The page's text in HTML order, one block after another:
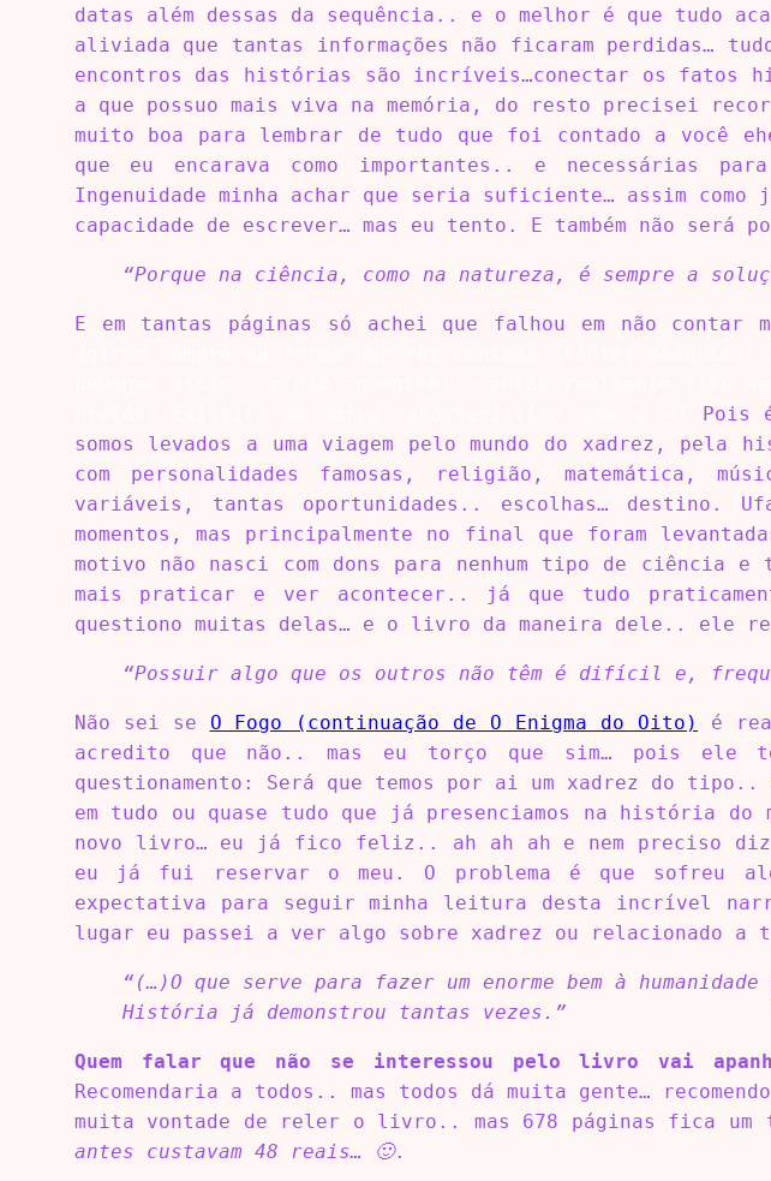
datas além dessas da sequência.. e o melhor é que tudo
aliviada que tantas informações não ficaram perdidas…
encontros das histórias são incríveis…conectar os fatos
a que possuo mais viva na memória, do resto precisei
muito boa para lembrar de tudo que foi contado a você
que eu encarava como importantes.. e necessárias
Ingenuidade minha achar que seria suficiente… assim
capacidade de escrever… mas eu tento. E também não
“Porque na ciência, como na natureza, é sempre a
E em tantas páginas só achei que falhou em não contar
Pois
somos levados a uma viagem pelo mundo do xadrez, pela
com personalidades famosas, religião, matemática,
variáveis, tantas oportunidades.. escolhas… destino.
momentos, mas principalmente no final que foram
motivo não nasci com dons para nenhum tipo de ciência
mais praticar e ver acontecer.. já que tudo
questiono muitas delas… e o livro da maneira dele.. ele
“Possuir algo que os outros não têm é difícil e,
Não sei se O Fogo (continuação de O Enigma do Oito)
é
acredito que não.. mas eu torço que sim… pois ele
questionamento: Será que temos por ai um xadrez do
em tudo ou quase tudo que já presenciamos na história
novo livro… eu já fico feliz.. ah ah ah e nem preciso
eu já fui reservar o meu. O problema é que sofreu
expectativa para seguir minha leitura desta incrível
lugar eu passei a ver algo sobre xadrez ou relacionado a
“(…)O que serve para fazer um enorme bem à
História já demonstrou tantas vezes.”
Quem falar que não se interessou pelo livro vai
Recomendaria a todos.. mas todos dá muita gente…
muita vontade de reler o livro.. mas 678 páginas fica um
antes custavam 48 reais… 🙂.